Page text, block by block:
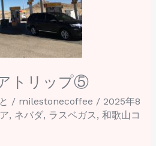
トリップ⑤
/ milestonecoffee / 2025年8
, ネバダ, ラスベガス , 和歌山コ